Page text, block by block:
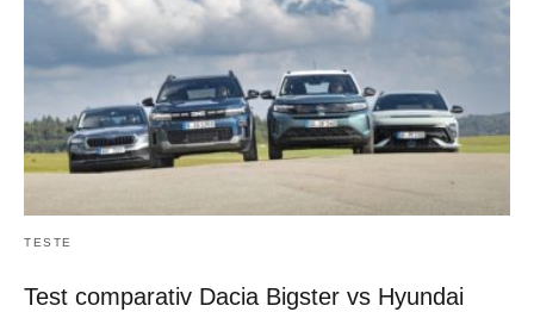
TESTE
Test comparativ Dacia Bigster vs Hyundai